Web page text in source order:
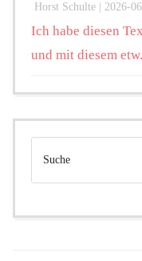
Horst Schulte | 2026-
Ich habe diesen
und mit diesem